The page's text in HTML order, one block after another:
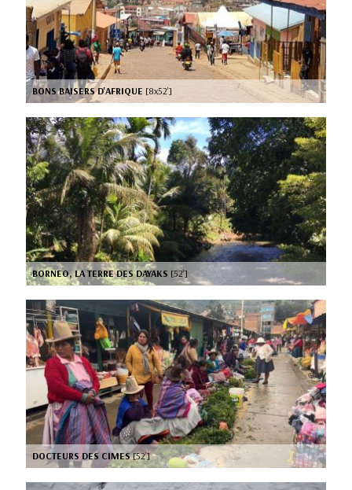
BONS BAISERS D'AFRIQUE [8x52’]
BORNEO, LA TERRE DES DAYAKS [52’]
DOCTEURS DES CIMES[52’]